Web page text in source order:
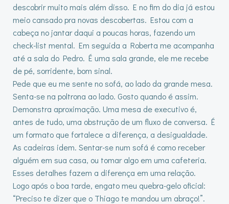
descobrir muito mais além disso. E no fim do dia já estou
meio cansado pra novas descobertas. Estou com a
cabeça no jantar daqui a poucas horas, fazendo um
check-list mental. Em seguida a Roberta me acompanha
até a sala do Pedro. É uma sala grande, ele me recebe
de pé, sorridente, bom sinal.
Pede que eu me sente no sofá, ao lado da grande mesa.
Senta-se na poltrona ao lado. Gosto quando é assim.
Demonstra aproximação. Uma mesa de executivo é,
antes de tudo, uma obstrução de um fluxo de conversa. É
um formato que fortalece a diferença, a desigualdade.
As cadeiras idem. Sentar-se num sofá é como receber
alguém em sua casa, ou tomar algo em uma cafeteria.
Esses detalhes fazem a diferença em uma relação.
Logo após o boa tarde, engato meu quebra-gelo oficial:
“Preciso te dizer que o Thiago te mandou um abraço!”.